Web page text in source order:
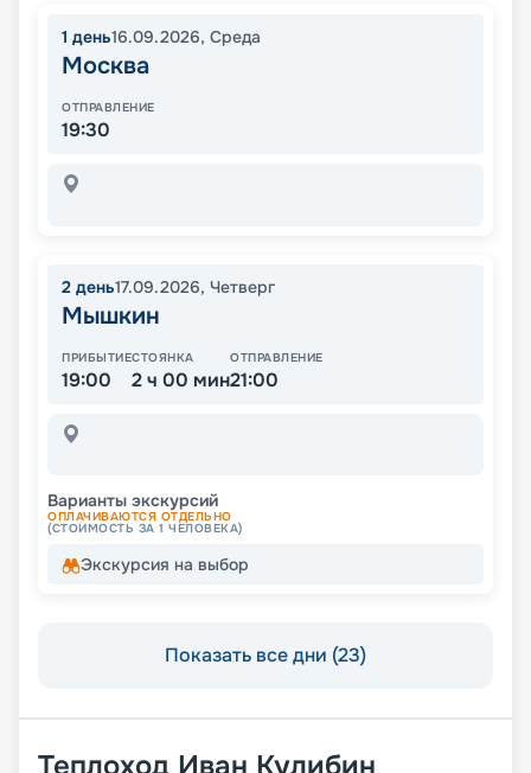
1 день16.09.2026, Среда
Москва
ОТПРАВЛЕНИЕ
19:30
2 день17.09.2026, Четверг
Мышкин
ПРИБЫТИЕ
19:00
СТОЯНКА
2 ч 00 мин
ОТПРАВЛЕНИЕ
21:00
Варианты экскурсий
ОПЛАЧИВАЮТСЯ ОТДЕЛЬНО
(СТОИМОСТЬ ЗА 1 ЧЕЛОВЕКА)
Экскурсия на выбор
Показать все дни (23)